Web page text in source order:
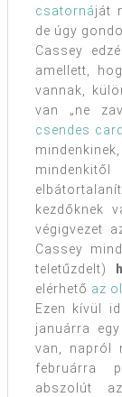
csatornáját
de úgy
Cassey
amellett,
vannak,
van „ne
csendes
kezdőknek
végigvezet
Cassey
teletűzdelt)
elérhető az
Ezen kívül
januárra
van, napról
februárra
abszolút